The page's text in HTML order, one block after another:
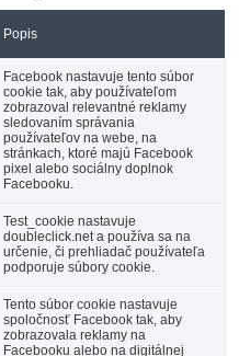
Popis
Facebook nastavuje tento súbor
cookie tak, aby používateľom
zobrazoval relevantné reklamy
sledovaním správania
používateľov na webe, na
stránkach, ktoré majú Facebook
pixel alebo sociálny doplnok
Facebooku.
Test_cookie nastavuje
doubleclick.net a používa sa na
určenie, či prehliadač používateľa
podporuje súbory cookie.
Tento súbor cookie nastavuje
spoločnosť Facebook tak, aby
zobrazovala reklamy na
Facebooku alebo na digitálnej